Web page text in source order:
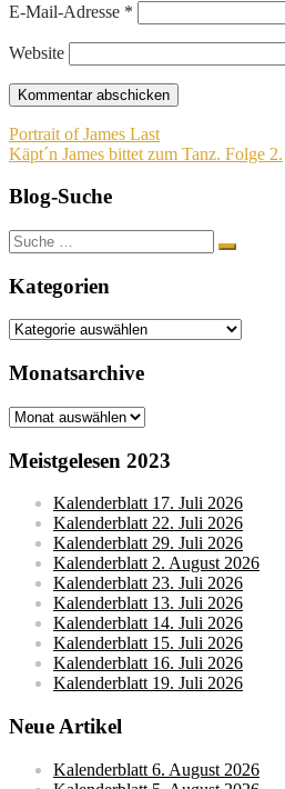
E-Mail-Adresse *
Website
Beitragsnavigation
Portrait of James Last
Käpt´n James bittet zum Tanz. Folge 2.
Blog-Suche
Suche
nach:
Kategorien
Kategorien
Monatsarchive
Monatsarchive
Meistgelesen 2023
Kalenderblatt 17. Juli 2026
Kalenderblatt 22. Juli 2026
Kalenderblatt 29. Juli 2026
Kalenderblatt 2. August 2026
Kalenderblatt 23. Juli 2026
Kalenderblatt 13. Juli 2026
Kalenderblatt 14. Juli 2026
Kalenderblatt 15. Juli 2026
Kalenderblatt 16. Juli 2026
Kalenderblatt 19. Juli 2026
Neue Artikel
Kalenderblatt 6. August 2026